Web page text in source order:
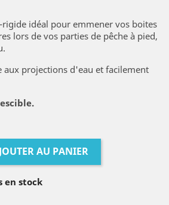
rigide idéal pour emmener vos boites
lors de vos parties de pêche à pied,
aux projections d'eau et facilement
AU PANIER
en stock